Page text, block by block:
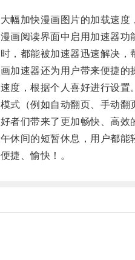
加快漫画图片的加载速度
阅读界面中启用加速器功
都能被加速器迅速解决，
速器还为用户带来便捷的
，根据个人喜好进行设置。
（例如自动翻页、手动翻
们带来了更加畅快、高效
间的短暂休息，用户都能
、愉快！。